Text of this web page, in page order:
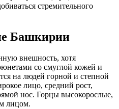
стремительного
Башкирии
внешность, хотя
со смуглой кожей и
на людей горной и степной
лицо, средний рост,
нос. Горцы высокорослые,
лицом.